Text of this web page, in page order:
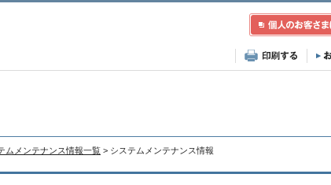
ムメンテナンス情報一覧 > システムメンテナンス情報